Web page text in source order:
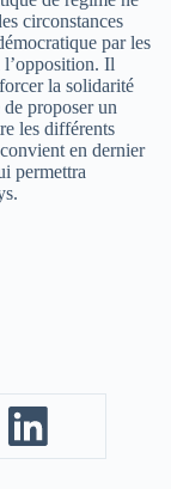
circonstances
par les
Il
la solidarité
proposer un
les différents
en dernier
permettra